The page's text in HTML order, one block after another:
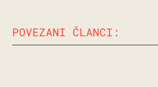
POVEZANI ČLANCI: